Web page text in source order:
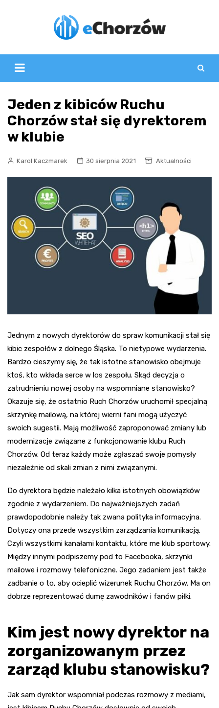
Jeden z kibiców Ruchu
Chorzów stał się dyrektorem
w klubie
Karol Kaczmarek 30 sierpnia 2021 Aktualności
Jednym z nowych dyrektorów do spraw komunikacji stał się
kibic zespołów z dolnego Śląska. To nietypowe wydarzenia.
Bardzo cieszymy się, że tak istotne stanowisko obejmuje
ktoś, kto wkłada serce w los zespołu. Skąd decyzja o
zatrudnieniu nowej osoby na wspomniane stanowisko?
Okazuje się, że ostatnio Ruch Chorzów uruchomił specjalną
skrzynkę mailową, na której wierni fani mogą użyczyć
swoich sugestii. Mają możliwość zaproponować zmiany lub
modernizacje związane z funkcjonowanie klubu Ruch
Chorzów. Od teraz każdy może zgłaszać swoje pomysły
niezależnie od skali zmian z nimi związanymi.
Do dyrektora będzie należało kilka istotnych obowiązków
zgodnie z wydarzeniem. Do najważniejszych zadań
prawdopodobnie należy tak zwana polityka informacyjna.
Dotyczy ona przede wszystkim zarządzania komunikacją.
Czyli wszystkimi kanałami kontaktu, które me klub sportowy.
Między innymi podpiszemy pod to Facebooka, skrzynki
mailowe i rozmowy telefoniczne. Jego zadaniem jest także
zadbanie o to, aby ocieplić wizerunek Ruchu Chorzów. Ma on
dobrze reprezentować dumę zawodników i fanów piłki.
Kim jest nowy dyrektor na
zorganizowanym przez
zarząd klubu stanowisku?
Jak sam dyrektor wspomniał podczas rozmowy z mediami,